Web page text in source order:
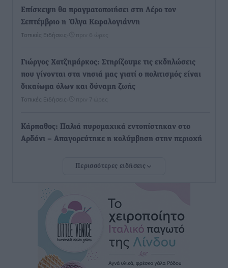
Επίσκεψη θα πραγματοποιήσει στη Λέρο τον
Σεπτέμβριο η Όλγα Κεφαλογιάννη
Τοπικές Ειδήσεις πριν 6 ώρες
Γιώργος Χατζημάρκος: Στηρίζουμε τις εκδηλώσεις
που γίνονται στα νησιά μας γιατί ο πολιτισμός είναι
δικαίωμα όλων και δύναμη ζωής
Τοπικές Ειδήσεις πριν 7 ώρες
Κάρπαθος: Παλιά πυρομαχικά εντοπίστηκαν στο
Αρδάνι – Απαγορεύτηκε η κολύμβηση στην περιοχή
εφησυχασμού» – Σε πλήρη ετοιμότητα ο μηχανισμός
πριν 8 ώρες
Καιρός: Επιμένουν οι υψηλές θερμοκρασίες – Ισχυρά
μελτέμια έως 9 μποφόρ, σε «Red Code» 6 περιοχές
Τοπικές Ειδήσεις πριν 8 ώρες
Περισσότερες ειδήσεις